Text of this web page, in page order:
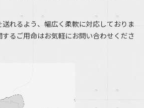
れるよう、幅広く柔軟に対応しておりま
るご用命はお気軽にお問い合わせくださ